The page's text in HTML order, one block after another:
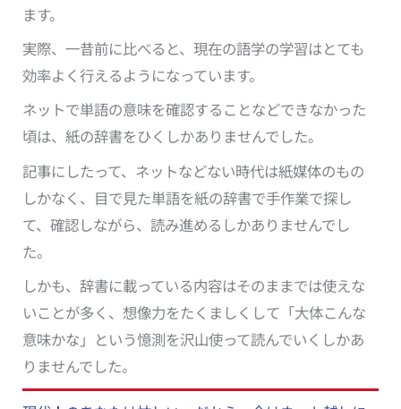
ます。
実際、一昔前に比べると、現在の語学の学習はとても
効率よく行えるようになっています。
ネットで単語の意味を確認することなどできなかった
頃は、紙の辞書をひくしかありませんでした。
記事にしたって、ネットなどない時代は紙媒体のもの
しかなく、目で見た単語を紙の辞書で手作業で探し
て、確認しながら、読み進めるしかありませんでし
た。
しかも、辞書に載っている内容はそのままでは使えな
いことが多く、想像力をたくましくして「大体こんな
意味かな」という憶測を沢山使って読んでいくしかあ
りませんでした。